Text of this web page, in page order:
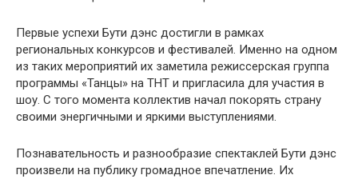
Первые успехи Бути дэнс достигли в рамках
региональных конкурсов и фестивалей. Именно на одном
из таких мероприятий их заметила режиссерская группа
программы «Танцы» на ТНТ и пригласила для участия в
шоу. С того момента коллектив начал покорять страну
своими энергичными и яркими выступлениями.
Познавательность и разнообразие спектаклей Бути дэнс
произвели на публику громадное впечатление. Их